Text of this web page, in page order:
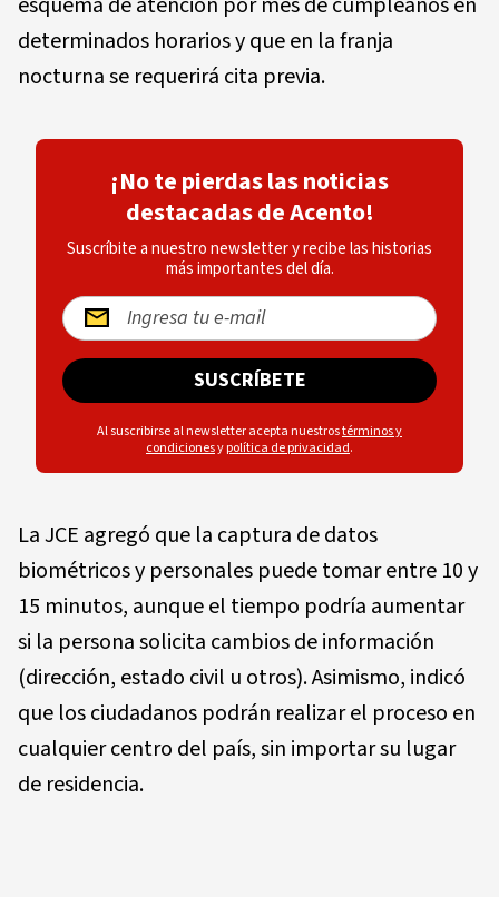
determinados horarios y que en la franja
nocturna se requerirá cita previa.
¡No te pierdas las noticias
destacadas de Acento!
Suscríbite a nuestro newsletter y recibe las historias
más importantes del día.
SUSCRÍBETE
Al suscribirse al newsletter acepta nuestrostérminos y
condicionesypolítica de privacidad.
La JCE agregó que la captura de datos
biométricos y personales puede tomar entre 10 y
15 minutos, aunque el tiempo podría aumentar
si la persona solicita cambios de información
(dirección, estado civil u otros). Asimismo, indicó
que los ciudadanos podrán realizar el proceso en
cualquier centro del país, sin importar su lugar
de residencia.